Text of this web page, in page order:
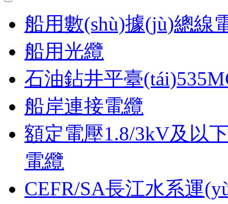
船用數(shù)據(jù)總線
船用光纜
石油鉆井平臺
船岸連接電纜
額定電壓1.8/3kV及以
電纜
CEFR/SA長江水系運